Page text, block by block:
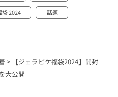
袋 2024 話題
> 【ジェラピケ福袋2024】開封
大公開